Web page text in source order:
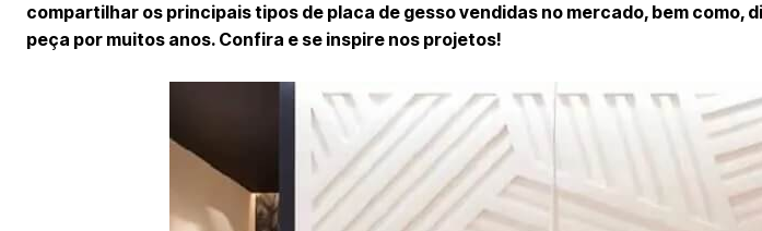
compartilhar os principais tipos de placa de gesso vendidas no mercado, bem como,
peça por muitos anos. Confira e se inspire nos projetos!